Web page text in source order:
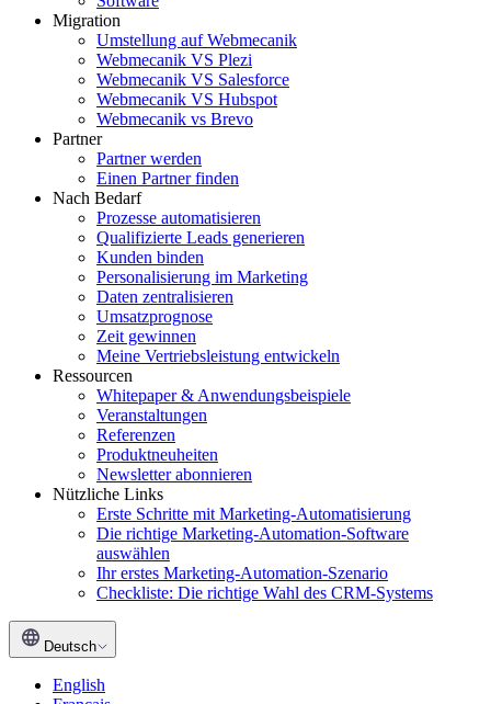
Migration
Umstellung auf Webmecanik
Webmecanik VS Plezi
Webmecanik VS Salesforce
Webmecanik VS Hubspot
Webmecanik vs Brevo
Partner
Partner werden
Einen Partner finden
Nach Bedarf
Prozesse automatisieren
Qualifizierte Leads generieren
Kunden binden
Personalisierung im Marketing
Daten zentralisieren
Umsatzprognose
Zeit gewinnen
Meine Vertriebsleistung entwickeln
Ressourcen
Whitepaper & Anwendungsbeispiele
Veranstaltungen
Referenzen
Produktneuheiten
Newsletter abonnieren
Nützliche Links
Erste Schritte mit Marketing-Automatisierung
Die richtige Marketing-Automation-Software
auswählen
Ihr erstes Marketing-Automation-Szenario
Checkliste: Die richtige Wahl des CRM-Systems
Deutsch
English